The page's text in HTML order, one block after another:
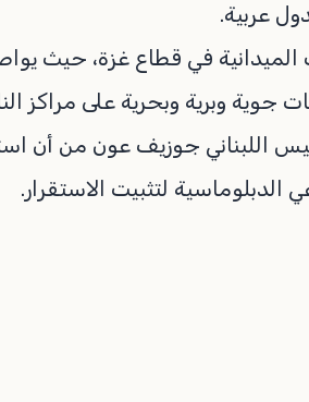
عربية.
الميدانية في قطاع غزة، حيث
جوية وبرية وبحرية على مراكز
جوزيف عون من أن
لتثبيت الاستقرار.